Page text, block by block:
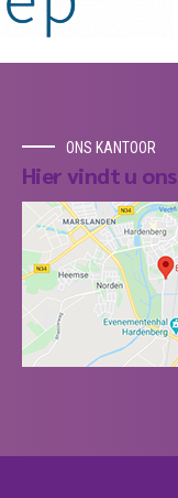
ONS KANTOOR
Hier vindt u ons